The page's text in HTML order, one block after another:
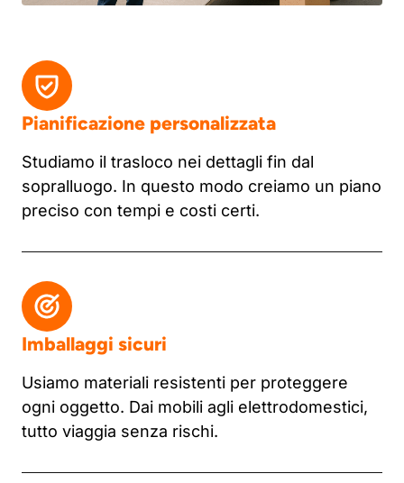
Pianificazione personalizzata
Studiamo il trasloco nei dettagli fin dal
sopralluogo. In questo modo creiamo un piano
preciso con tempi e costi certi.
Imballaggi sicuri
Usiamo materiali resistenti per proteggere
ogni oggetto. Dai mobili agli elettrodomestici,
tutto viaggia senza rischi.